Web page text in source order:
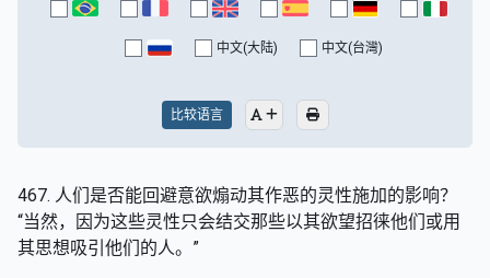
中文(大陆) 中文(台灣)
比较语言
467. 人们是否能回避意欲煽动其作恶的灵性施加的影响？
“当然，因为这些灵性只会结交那些以其欲望招徕他们或用
其思想吸引他们的人。”